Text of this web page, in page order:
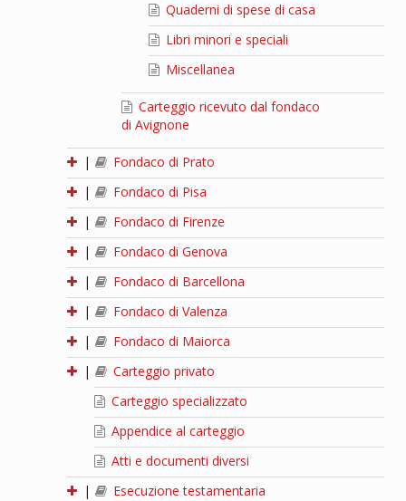
Quaderni di spese di casa
Libri minori e speciali
Miscellanea
Carteggio ricevuto dal fondaco
di Avignone
|
Fondaco di Prato
|
Fondaco di Pisa
|
Fondaco di Firenze
|
Fondaco di Genova
|
Fondaco di Barcellona
|
Fondaco di Valenza
|
Fondaco di Maiorca
|
Carteggio privato
Carteggio specializzato
Appendice al carteggio
Atti e documenti diversi
|
Esecuzione testamentaria